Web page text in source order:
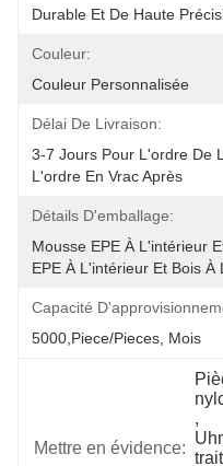
Durable Et De Haute
Couleur:
Couleur Personnalisée
Délai De Livraison:
3-7 Jours Pour L'ordre De
L'ordre En Vrac Après
Détails D'emballage:
Mousse EPE À L'intérieur
EPE À L'intérieur Et Bois À
Capacité
5000,Piece/Pieces, Mois
Mettre en évidence:
,